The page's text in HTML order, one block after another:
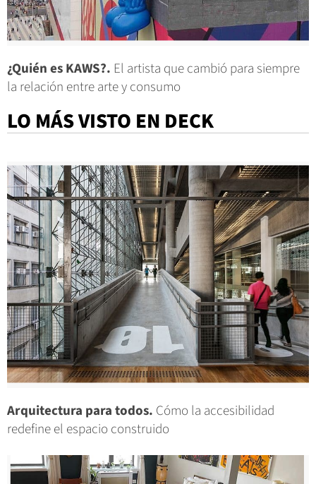
¿Quién es KAWS?. El artista que cambió para siempre
la relación entre arte y consumo
LO MÁS VISTO EN DECK
Arquitectura para todos. Cómo la accesibilidad
redefine el espacio construido